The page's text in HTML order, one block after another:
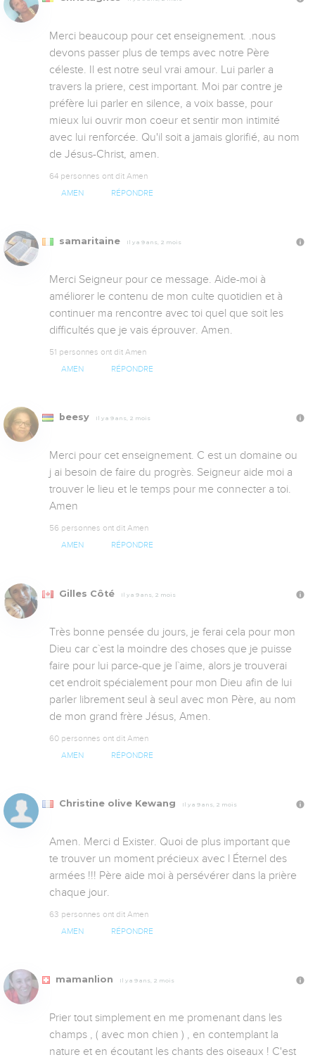
Merci beaucoup pour cet enseignement. .nous
devons passer plus de temps avec notre Père
céleste. Il est notre seul vrai amour. Lui parler a
travers la priere, cest important. Moi par contre je
préfère lui parler en silence, a voix basse, pour
mieux lui ouvrir mon coeur et sentir mon intimité
avec lui renforcée. Qu'il soit a jamais glorifié, au nom
de Jésus-Christ, amen.
64 personnes ont dit Amen
AMEN RÉPONDRE
samaritaine Il y a 9 ans, 2 mois
Merci Seigneur pour ce message. Aide-moi à
améliorer le contenu de mon culte quotidien et à
continuer ma rencontre avec toi quel que soit les
difficultés que je vais éprouver. Amen.
51 personnes ont dit Amen
AMEN RÉPONDRE
beesy Il y a 9 ans, 2 mois
Merci pour cet enseignement. C est un domaine ou
j ai besoin de faire du progrès. Seigneur aide moi a
trouver le lieu et le temps pour me connecter a toi.
Amen
56 personnes ont dit Amen
AMEN RÉPONDRE
Gilles Côté Il y a 9 ans, 2 mois
Très bonne pensée du jours, je ferai cela pour mon
Dieu car c`est la moindre des choses que je puisse
faire pour lui parce-que je l`aime, alors je trouverai
cet endroit spécialement pour mon Dieu afin de lui
parler librement seul à seul avec mon Père, au nom
de mon grand frère Jésus, Amen.
60 personnes ont dit Amen
AMEN RÉPONDRE
Christine olive Kewang Il y a 9 ans, 2 mois
Amen. Merci d Exister. Quoi de plus important que
te trouver un moment précieux avec l Éternel des
armées !!! Père aide moi à persévérer dans la prière
chaque jour.
63 personnes ont dit Amen
AMEN RÉPONDRE
mamanlion Il y a 9 ans, 2 mois
Prier tout simplement en me promenant dans les
champs , ( avec mon chien ) , en contemplant la
nature et en écoutant les chants des oiseaux ! C'est